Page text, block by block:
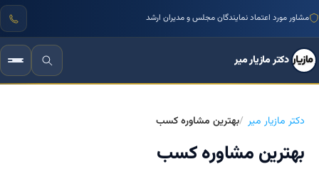
مشاور مورد اعتماد نمایندگان مجلس و مدیران ارشد
دکتر مازیار میر
دکتر مازیار میر بهترین مشاوره کسب
بهترین مشاوره کسب